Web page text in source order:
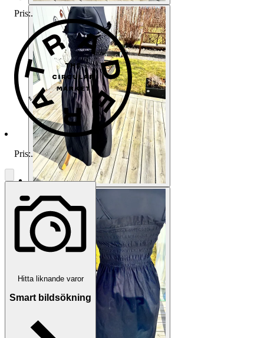
Pris:.
Pris:.
Hitta liknande varor
Smart bildsökning